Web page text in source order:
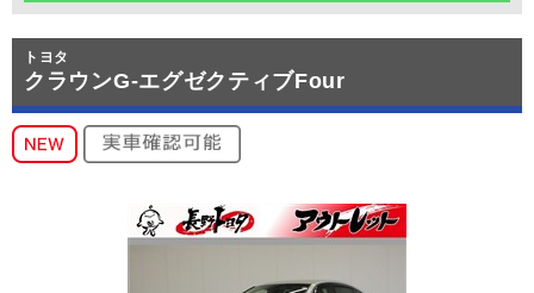
トヨタ
クラウンG-エグゼクティブFour